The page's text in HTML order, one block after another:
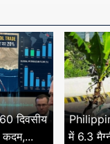
दिवसीय
कदम,...
में 6.3